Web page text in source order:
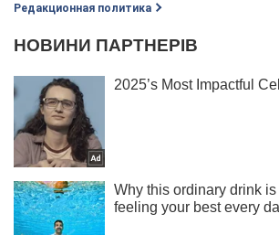
Редакционная политика